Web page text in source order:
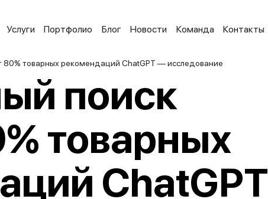
Услуги Портфолио Блог Новости Команда Контакты
80% товарных рекомендаций ChatGPT — исследование
поиск
товарных
ChatGPT